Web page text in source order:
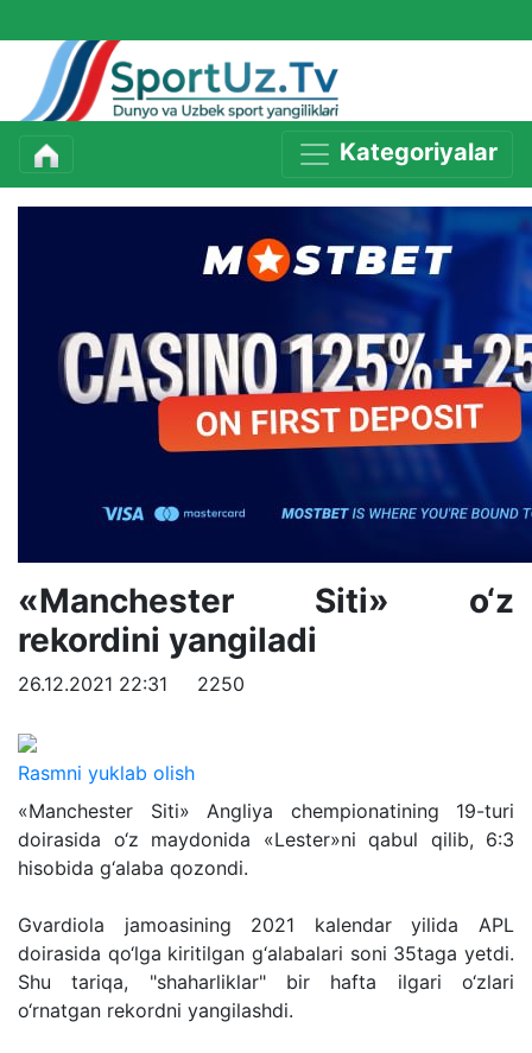
Kategoriyalar
«Manchester Siti» o‘z
rekordini yangiladi
26.12.2021 22:31 2250
Rasmni yuklab olish
«Manchester Siti» Angliya chempionatining 19-turi
doirasida o‘z maydonida «Lester»ni qabul qilib, 6:3
hisobida g‘alaba qozondi.
Gvardiola jamoasining 2021 kalendar yilida APL
doirasida qo‘lga kiritilgan g‘alabalari soni 35taga yetdi.
Shu tariqa, "shaharliklar" bir hafta ilgari o‘zlari
o‘rnatgan rekordni yangilashdi.